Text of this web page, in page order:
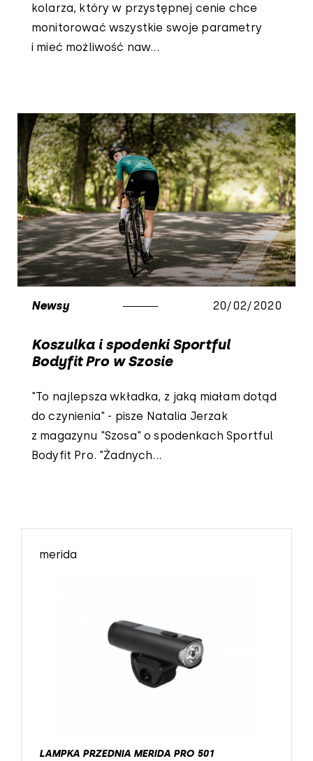
kolarza, który w przystępnej cenie chce
monitorować wszystkie swoje parametry
i mieć możliwość naw...
Newsy 20/02/2020
Koszulka i spodenki Sportful
Bodyfit Pro w Szosie
"To najlepsza wkładka, z jaką miałam dotąd
do czynienia" - pisze Natalia Jerzak
z magazynu "Szosa" o spodenkach Sportful
Bodyfit Pro. "Żadnych...
merida
LAMPKA PRZEDNIA MERIDA PRO 501